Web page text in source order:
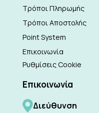
Τρόποι Πληρωμής
Τρόποι Αποστολής
Point System
Επικοινωνία
Ρυθμίσεις Cookie
Επικοινωνία
Διεύθυνση